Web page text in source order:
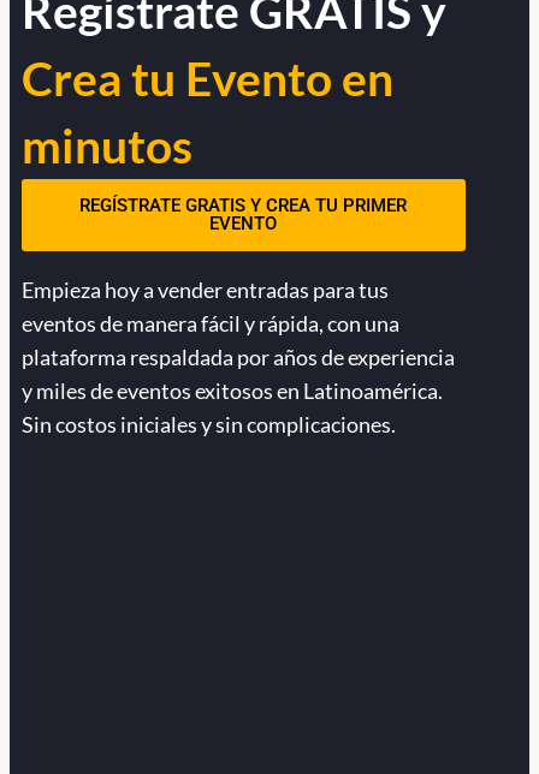
Crea tu Evento en
minutos
REGÍSTRATE GRATIS Y CREA TU PRIMER
EVENTO
Empieza hoy a vender entradas para tus
eventos de manera fácil y rápida, con una
plataforma respaldada por años de experiencia
y miles de eventos exitosos en Latinoamérica.
Sin costos iniciales y sin complicaciones.